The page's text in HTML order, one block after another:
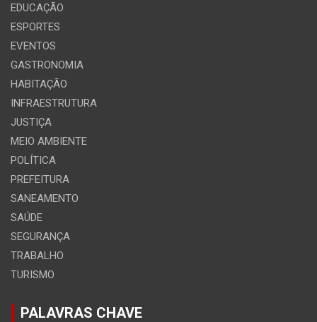
EDUCAÇÃO
ESPORTES
EVENTOS
GASTRONOMIA
HABITAÇÃO
INFRAESTRUTURA
JUSTIÇA
MEIO AMBIENTE
POLÍTICA
PREFEITURA
SANEAMENTO
SAÚDE
SEGURANÇA
TRABALHO
TURISMO
PALAVRAS CHAVE